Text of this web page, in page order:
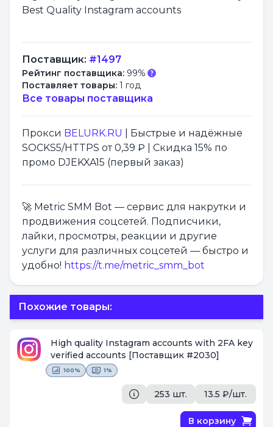
Best Quality Instagram accounts
Поставщик: #1497
Рейтинг поставщика: 99%
Поставляет товары: 1 год
Все товары поставщика
Прокси BELURK.RU
| Быстрые и надёжные
SOCKS5/HTTPS от 0,39 ₽ | Скидка 15% по
промо DJEKXA15 (первый заказ)
🚀 Metric SMM Bot — сервис для накрутки и
продвижения соцсетей. Подписчики,
лайки, просмотры, реакции и другие
услуги для различных соцсетей — быстро и
удобно! https://t.me/metric_smm_bot
Похожие товары:
High quality Instagram accounts with 2FA key
verified accounts [Поставщик #2030]
100% 1%
253 шт. 13.5 ₽/шт.
В корзину